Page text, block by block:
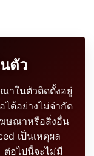
ตัว
าในตัวติดตั้งอยู่
ด้อย่างไม่จำกัด
ษณาหรือสิ่งอื่น
เป็นเหตุผล
อไปนี้จะไม่มี